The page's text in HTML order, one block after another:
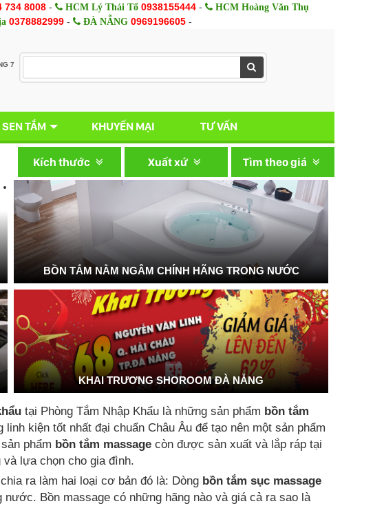
734 8008 - HCM Lý Thái Tổ 0938155444 - HCM Hoàng Văn Thụ
0378882999- ĐÀ NẴNG 0969196605-
7
SEN TẮM KHUYẾN MẠI TƯ VẤN
Tìm theo giá
Xuất xứ
Kích thước
BỒN TẮM NẰM NGÂM CHÍNH HÃNG TRONG NƯỚC
KHAI TRƯƠNG SHOROOM ĐÀ NẴNG
tại Phòng Tắm Nhập Khẩu là những sản phẩm bồn tắm
kiện tốt nhất đại chuẩn Châu Âu để tạo nên một sản phẩm
phẩm bồn tắm massage còn được sản xuất và lắp ráp tại
lựa chọn cho gia đình.
ra làm hai loại cơ bản đó là: Dòng bồn tắm sục massage
nước. Bồn massage có những hãng nào và giá cả ra sao là